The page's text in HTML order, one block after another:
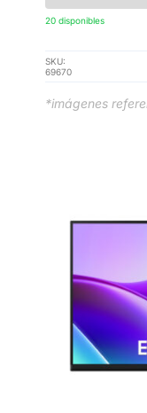
20 disponibles
SKU:
69670
*imágenes